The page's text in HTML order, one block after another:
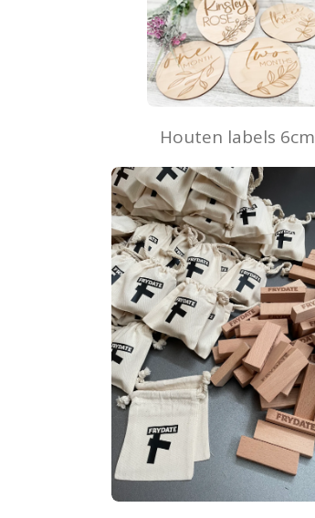
Houten labels 6cm